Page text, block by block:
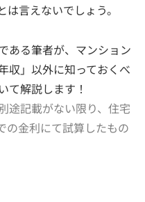
言えないでしょう。
ある筆者が、マンション
収」以外に知っておくべ
て解説します！
途記載がない限り、住宅
の金利にて試算したもの